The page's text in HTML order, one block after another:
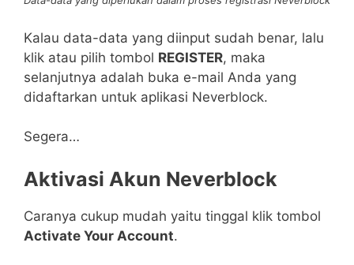
Kalau data-data yang diinput sudah benar, lalu
klik atau pilih tombol REGISTER, maka
selanjutnya adalah buka e-mail Anda yang
didaftarkan untuk aplikasi Neverblock.
Segera…
Aktivasi Akun Neverblock
Caranya cukup mudah yaitu tinggal klik tombol
Activate Your Account.